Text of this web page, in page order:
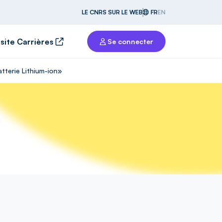
LE CNRS SUR LE WEB FREN
Carrières Se connecter
Lithium-ion»